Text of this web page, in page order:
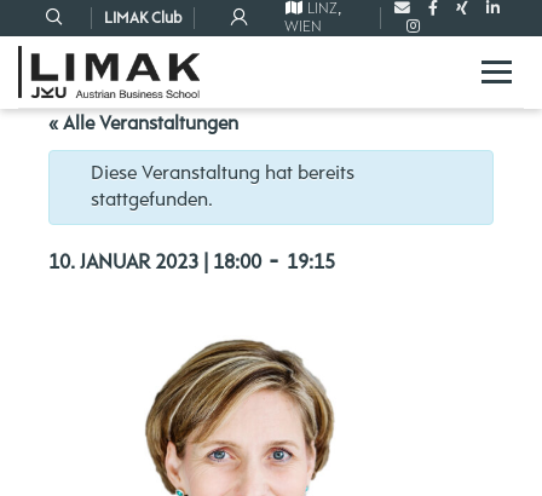
LIMAK Club
LINZ,
WIEN
« Alle Veranstaltungen
Diese Veranstaltung hat bereits
stattgefunden.
10. JANUAR 2023 | 18:00- 19:15